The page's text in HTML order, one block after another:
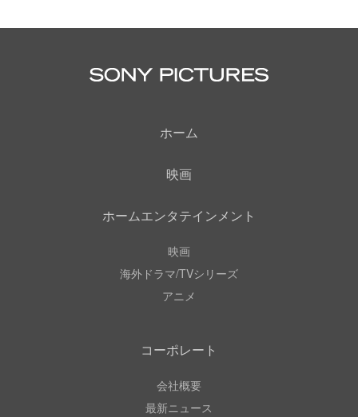
ホーム
映画
ホームエンタテインメント
映画
海外ドラマ/TVシリーズ
アニメ
コーポレート
会社概要
最新ニュース